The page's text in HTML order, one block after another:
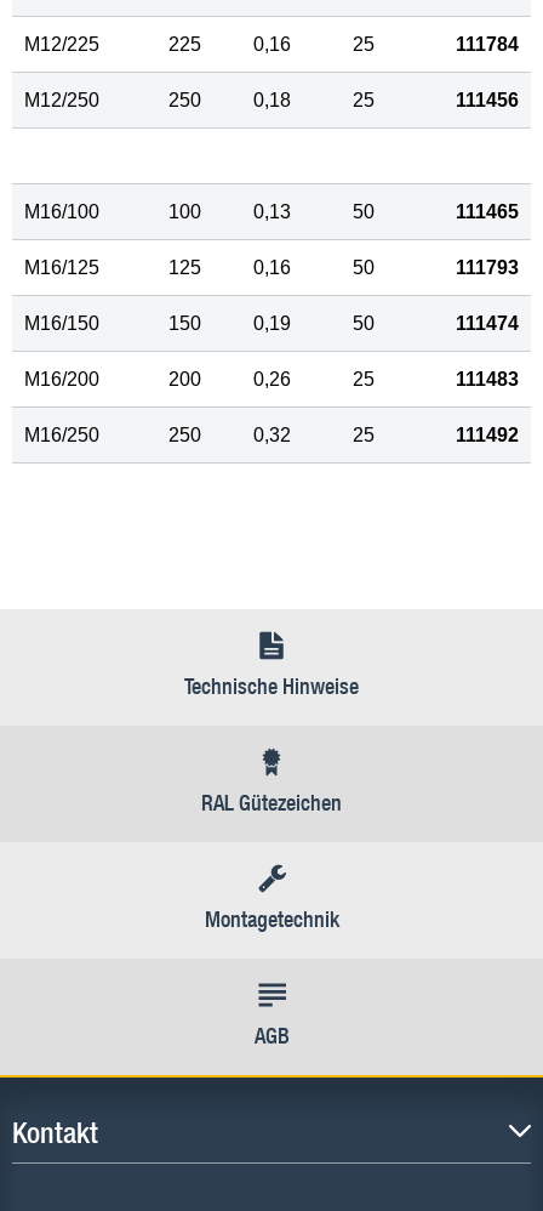
M12/225 225 0,16 25 111784
M12/250 250 0,18 25 111456
M16/100 100 0,13 50 111465
M16/125 125 0,16 50 111793
M16/150 150 0,19 50 111474
M16/200 200 0,26 25 111483
M16/250 250 0,32 25 111492
Technische Hinweise
RAL Gütezeichen
Montagetechnik
AGB
Kontakt